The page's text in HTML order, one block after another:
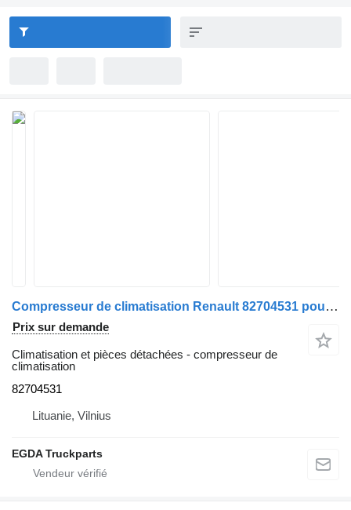
Compresseur de climatisation Renault 82704531 pour tracteur routier Renault
Prix sur demande
Climatisation et pièces détachées - compresseur de
climatisation
82704531
Lituanie, Vilnius
EGDA Truckparts